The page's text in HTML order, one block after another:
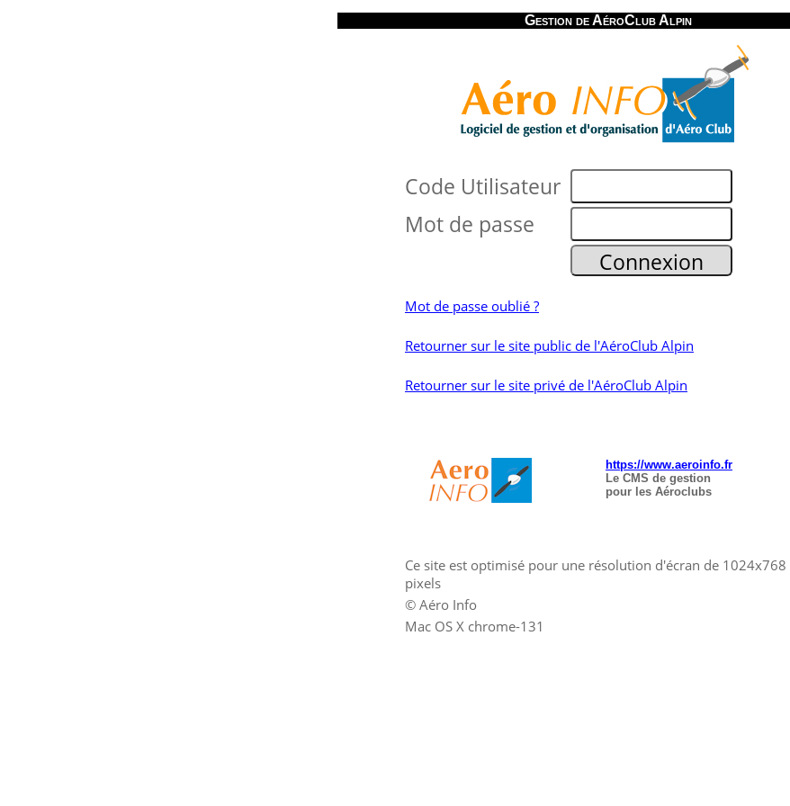
Gestion de AéroClub Alpin
Code Utilisateur
Mot de passe
Mot de passe oublié ?
Retourner sur le site public de l'AéroClub Alpin
Retourner sur le site privé de l'AéroClub Alpin
https://www.aeroinfo.fr
Le CMS de gestion
pour les Aéroclubs
Ce site est optimisé pour une résolution d'écran de 1024x768
pixels
© Aéro Info
Mac OS X chrome-131